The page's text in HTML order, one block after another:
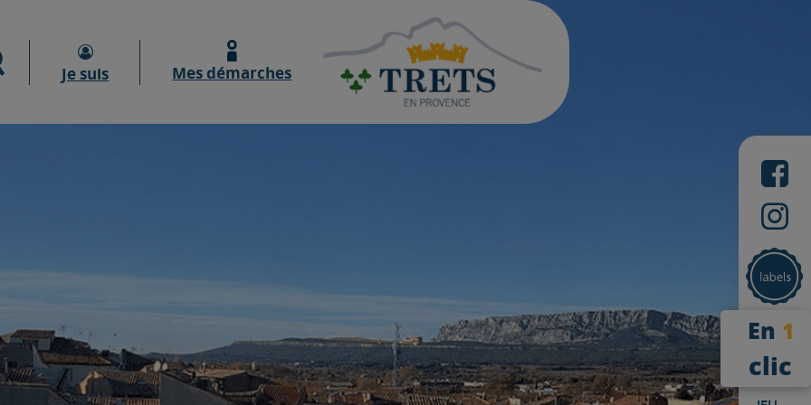
Moteur de recherche
Je suis Mes démarches
En 1
clic